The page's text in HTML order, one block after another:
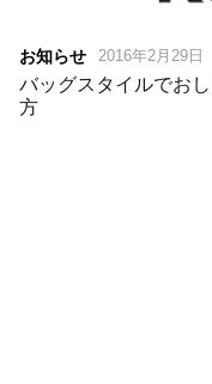
お知らせ 2016年2月29日
バッグスタイルでお
方